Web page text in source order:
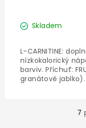
Skladem
L-CARNITINE:
nízkokalorický
barviv. Příchuť:
granátové
7